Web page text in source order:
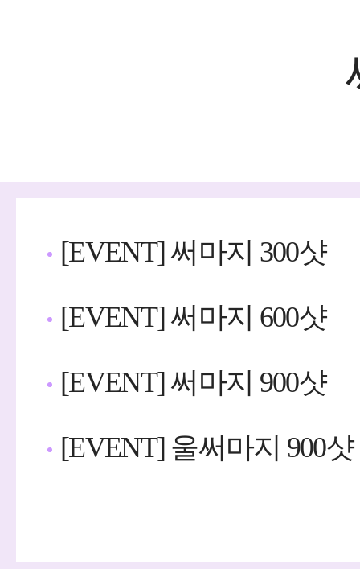
[EVENT] 써마지 300샷
[EVENT] 써마지 600샷
[EVENT] 써마지 900샷
[EVENT] 울써마지 900샷